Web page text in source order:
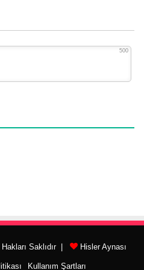
500
Saklıdır | Hisler Aynası
Kullanım Şartları